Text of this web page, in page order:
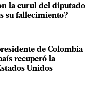
la curul del diputado
su fallecimiento?
de Colombia
recuperó la
Unidos